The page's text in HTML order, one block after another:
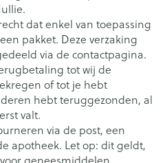
dat enkel van toepassing
pakket. Deze verzaking
via de contactpagina.
tot wij de
of tot je hebt
hebt teruggezonden, al
valt.
via de post, een
apotheek. Let op: dit geldt,